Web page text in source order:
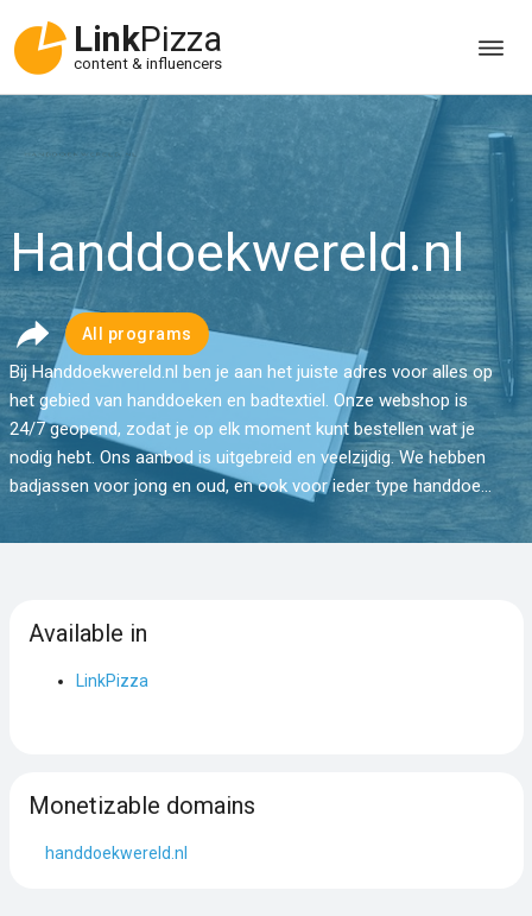
LinkPizza
content & influencers
Handdoekwereld.nl
All programs
Bij Handdoekwereld.nl ben je aan het juiste adres voor alles op
het gebied van handdoeken en badtextiel. Onze webshop is
24/7 geopend, zodat je op elk moment kunt bestellen wat je
nodig hebt. Ons aanbod is uitgebreid en veelzijdig. We hebben
badjassen voor jong en oud, en ook voor ieder type handdoe...
Available in
LinkPizza
Monetizable domains
handdoekwereld.nl